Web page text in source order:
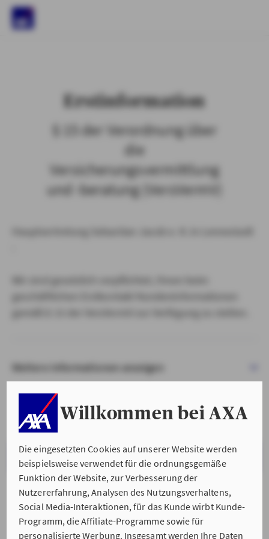
Willkommen bei AXA
Die eingesetzten Cookies auf unserer Website werden
beispielsweise verwendet für die ordnungsgemäße
Funktion der Website, zur Verbesserung der
Nutzererfahrung, Analysen des Nutzungsverhaltens,
Social Media-Interaktionen, für das Kunde wirbt Kunde-
Programm, die Affiliate-Programme sowie für
personalisierte Werbung. Insgesamt werden Ihre Daten
Erstinformation
§ 15 der Verordnung über
die
Versicherungsvermittlung
und -beratung (VersVermV)
Weitere Informationen anzeigen
VERSTANDEN & WEITER